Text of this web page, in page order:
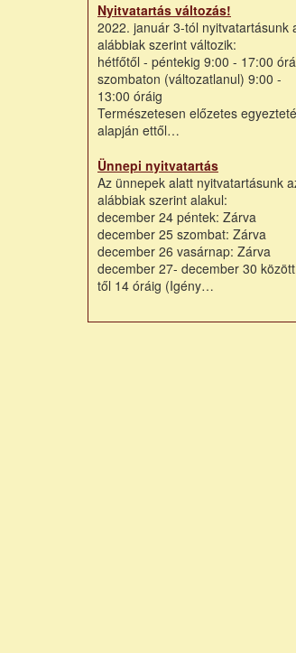
Nyitvatartás változás!
2022. január 3-tól nyitvatartásunk
alábbiak szerint változik:
hétfőtől - péntekig 9:00 - 17:00
szombaton (változatlanul) 9:00 -
13:00 óráig
Természetesen előzetes
alapján ettől…
Ünnepi nyitvatartás
Az ünnepek alatt nyitvatartásunk
alábbiak szerint alakul:
december 24 péntek: Zárva
december 25 szombat: Zárva
december 26 vasárnap: Zárva
december 27- december 30
től 14 óráig (Igény…